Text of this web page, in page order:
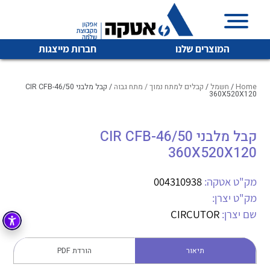
המוצרים שלנו חברות מייצגות
איכות | שרות | זמינות
אטקה בע”מ היא החברה הגדולה והמובילה בישראל בשיווק
מיתוג, בקרה , ואינסטלציה חשמלית ופעילה ב7 תחומים:
חשמל
קופסאות וארונות לחשמל, בקרה ואלקטרוניקה
לכל מוצרי היצרן
לכל מוצרי היצרן לכל מוצרי היצרן
Home
/ חשמל / קבלים למתח נמוך / מתח גבוה / קבל מלבני CIR CFB-46/50
360X520X120
קבל מלבני CIR CFB-46/50
360X520X120
מק"ט אטקה: 004310938
מק"ט יצרן:
שם יצרן: CIRCUTOR
תיאור הורדת PDF